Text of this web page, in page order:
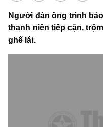
Người đàn ông trình
thanh niên tiếp cận,
ghế lái.